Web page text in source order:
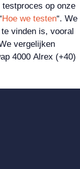
op onze
Hoe we testen“. We
vinden is, vooral
vergelijken
4000 Alrex (+40)